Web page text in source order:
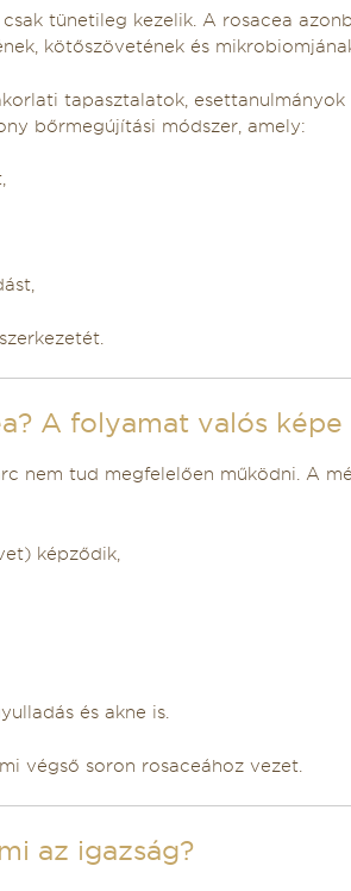
tünetileg kezelik. A rosacea
kötőszövetének és
tapasztalatok,
bőrmegújítási módszer, amely:
A folyamat valós képe
nem tud megfelelően működni. A
képződik,
és akne is.
végső soron rosaceához vezet.
az igazság?